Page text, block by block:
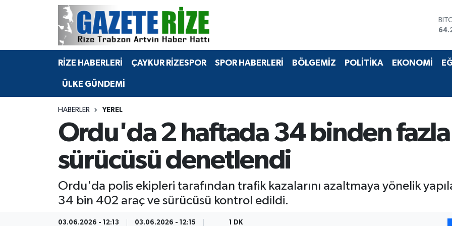
RİZE HABERLERİ ÇAYKUR RİZESPOR SPOR HABERLERİ BÖLGEMİZ POLİTİKA EKONOMİ
ÜLKE GÜNDEMİ
HABERLER YEREL
Ordu'da 2 haftada 34 binden fazla
sürücüsü denetlendi
Ordu'da polis ekipleri tarafından trafik kazalarını azaltmaya yönelik
34 bin 402 araç ve sürücüsü kontrol edildi.
03.06.2026 - 12:13 03.06.2026 - 12:15 1 DK
BÖLGEMİZ
Bilim Teknoloji
Advertising news
Canlı Maç
Merkez Nöbetçi Eczaneler
Merkez Hava Durumu
Merkez Trafik Yoğunluk Haritası
Tüm Manşetler
Son Dakika Haberleri
Haber Arşivi